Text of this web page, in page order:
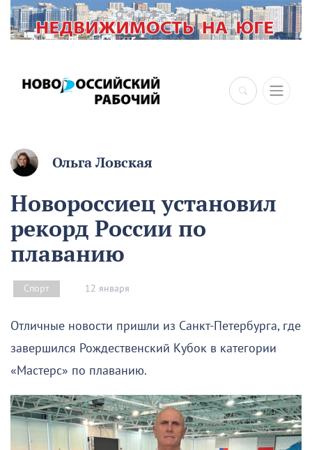
×
Ольга Ловская
Новороссиец установил
рекорд России по
плаванию
Спорт 12 января
Отличные новости пришли из Санкт-Петербурга, где
завершился Рождественский Кубок в категории
«Мастерс» по плаванию.